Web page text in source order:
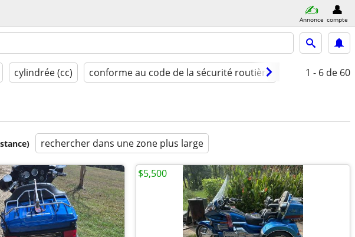
Annonce compte
cylindrée (cc) conforme au code de la sécurité routière Type1 - 6 de 60
rechercher dans une zone plus large
$5,500